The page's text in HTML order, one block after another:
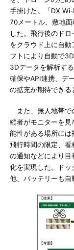
手掛けた。「DX
70メートル、敷地
した。飛行後のド
をクラウド上に自
フトにより自動で
3Dデータを解析す
確保やAPI連携、デ
の拡充が期待できる
また、無人地帯で
縦者がモニターを
能性がある場所に
飛行時間の限定、
の通知などにより目
化を実現した。ド
他、バッテリーも自